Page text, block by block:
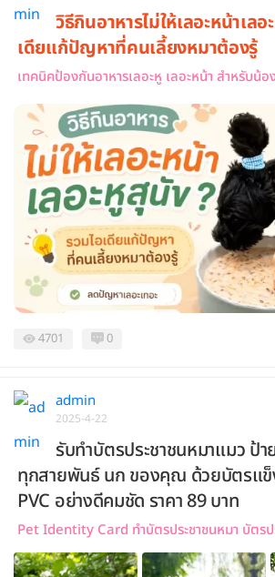
วิธีกินอาหารไม่ให้เลอะหน้าเล
เดียแก้ปัญหาที่คนเลี้ยงหมาต้องรู้
เทคนิคป้องกันอาหารเลอะหู เลอะหน้า สำหรับน้อ
4701 0
admin
2025-4-22
รับทำบัตรประชาชนหมาแมว ป้
ทุกสายพันธ์ นก ของคุณ ด้วยบัตรแ
PVC อย่างดีคมชัด ราคา 89 บาท
Pet Identity Card ทำบัตรประชาชนหมา บัตรป